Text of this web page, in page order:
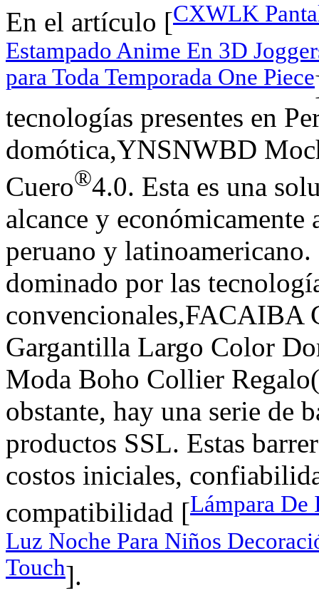
En el artículo [CXWLK
Estampado Anime En 3D
para Toda Temporada One Piece
tecnologías presentes en
domótica,YNSNWBD
Cuero®4.0. Esta es una
alcance y económicamente
peruano y latinoamericano.
dominado por las
convencionales,FACAIBA
Gargantilla Largo Color
Moda Boho Collier
obstante, hay una serie de
productos SSL. Estas
costos iniciales,
compatibilidad [Lámpara
Luz Noche Para Niños
Touch].